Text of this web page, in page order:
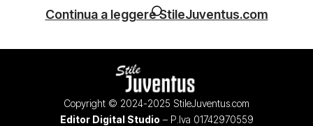
Continua a leggere StileJuventus.com
Copyright © 2024-2025 StileJuventus.com
Editor Digital Studio – P.Iva 01742970559